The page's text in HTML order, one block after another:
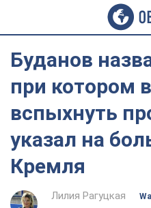
Буданов
при котором
вспыхнуть
указал на
Кремля
Лилия Рагуцкая